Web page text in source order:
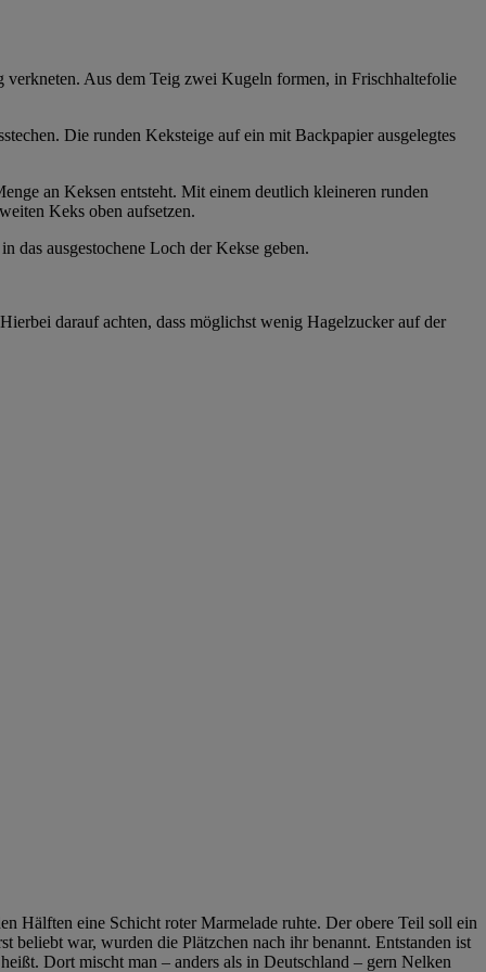
verkneten. Aus dem Teig zwei Kugeln formen, in Frischhaltefolie
Die runden Keksteige auf ein mit Backpapier ausgelegtes
an Keksen entsteht. Mit einem deutlich kleineren runden
Keks oben aufsetzen.
das ausgestochene Loch der Kekse geben.
darauf achten, dass möglichst wenig Hagelzucker auf der
Hälften eine Schicht roter Marmelade ruhte. Der obere Teil soll ein
beliebt war, wurden die Plätzchen nach ihr benannt. Entstanden ist
Dort mischt man – anders als in Deutschland – gern Nelken